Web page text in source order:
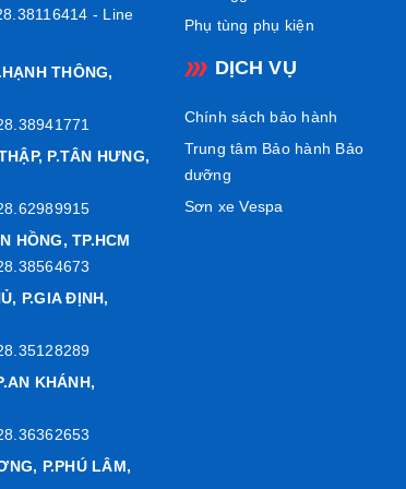
- Line
THÔNG,
P.TÂN HƯNG,
HỒNG, TP.HCM
P.GIA ĐỊNH,
KHÁNH,
P.PHÚ LÂM,
Phụ tùng phụ kiện
DỊCH VỤ
Chính sách bảo hành
Trung tâm Bảo hành Bảo
dưỡng
Sơn xe Vespa